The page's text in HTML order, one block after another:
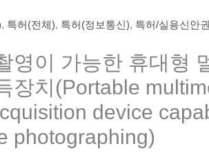
, 특허(전체), 특허(정보통신), 특허/실용신안권
영이 가능한 휴대형
장치(Portable
device
photographing)